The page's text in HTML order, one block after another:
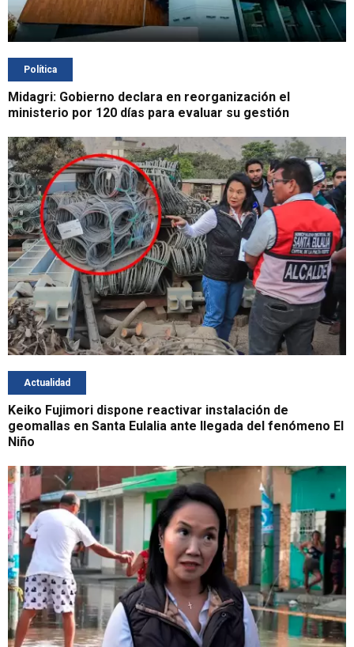
Política
Midagri: Gobierno declara en reorganización el
ministerio por 120 días para evaluar su gestión
Actualidad
Keiko Fujimori dispone reactivar instalación de
geomallas en Santa Eulalia ante llegada del fenómeno El
Niño